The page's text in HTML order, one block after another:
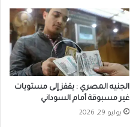
الجنيه المصري : يقفز إلى مستويات
غير مسبوقة أمام السوداني
يوليو 29, 2026